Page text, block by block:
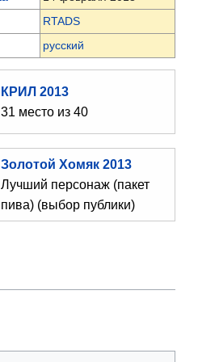
RTADS
русский
КРИЛ 2013
31 место из 40
Золотой Хомяк 2013
Лучший персонаж (пакет
пива) (выбор публики)